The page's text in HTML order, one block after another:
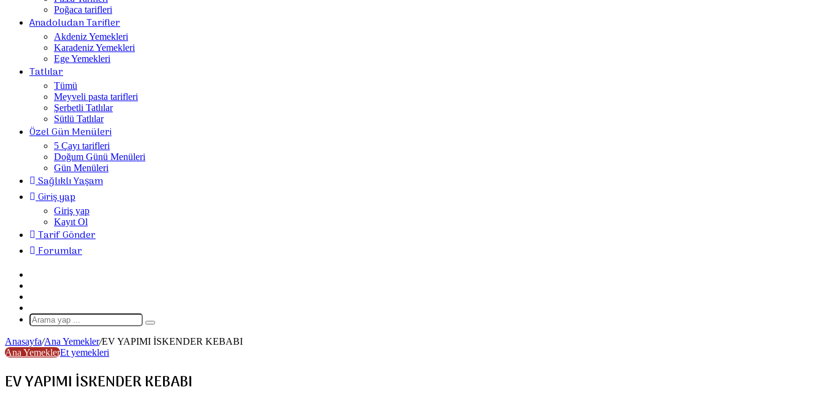
Poğaca tarifleri
Anadoludan Tarifler
Akdeniz Yemekleri
Karadeniz Yemekleri
Ege Yemekleri
Tatlılar
Tümü
Meyveli pasta tarifleri
Şerbetli Tatlılar
Sütlü Tatlılar
Özel Gün Menüleri
5 Çayı tarifleri
Doğum Günü Menüleri
Gün Menüleri
Sağlıklı Yaşam
Giriş yap
Giriş yap
Kayıt Ol
Tarif Gönder
Forumlar
görünümü
değiştir
Arama
yap
...
Anasayfa/Ana Yemekler/EV YAPIMI İSKENDER KEBABI
Ana YemeklerEt yemekleri
EV YAPIMI İSKENDER KEBABI